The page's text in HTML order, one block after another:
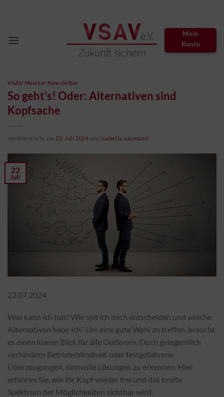
Mein
Konto
VSAV Monitor Newsletter
So geht‘s! Oder: Alternativen sind
Kopfsache
Veröffentlicht am 22. Juli 2024 von isabella.naumann
22
Juli
22.07.2024
Was kann ich tun? Wie soll ich mich entscheiden und welche
Alternativen habe ich? Um eine gute Wahl zu treffen, braucht
es einen klaren Blick für alle Optionen. Doch gelegentlich
verhindern Betriebsblindheit oder festgefahrene
Überzeugungen, sinnvolle Lösungen zu erkennen. Hier
erfahren Sie, wie Ihr Kopf wieder frei und das breite
Spektrum der Möglichkeiten sichtbar wird.